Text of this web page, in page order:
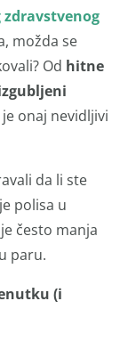
možda se
Od hitne
onaj nevidljivi
da li ste
polisa u
je često manja
paru.
(i